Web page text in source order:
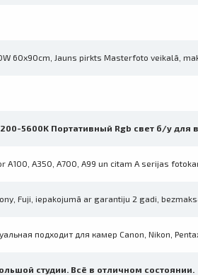
Delivery
60x90cm, Jauns pirkts Masterfoto veikalā,
5600K Портативный Rgb свет б/у
A100, A350, A700, A99 un citam A serijas
Fuji, iepakojumā ar garantiju 2 gadi,
подходит для камер Canon, Nikon,
студии. Всё в отличном состоянии.